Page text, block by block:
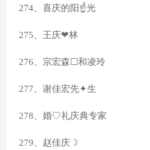
274、喜庆的阳☝光
275、王庆❤林
276、宗宏森☐和凌玲
277、谢佳宏先✦生
278、婚♡礼庆典专家
279、赵佳庆☽